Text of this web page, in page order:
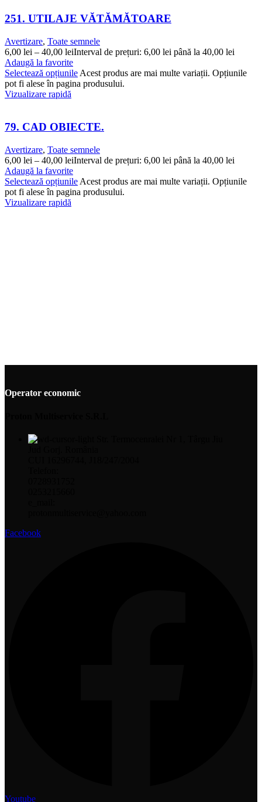
251. UTILAJE VĂTĂMĂTOARE
Avertizare, Toate semnele
6,00 lei – 40,00 leiInterval de prețuri: 6,00 lei până la 40,00 lei
Adaugă la favorite
Selectează opțiunile Acest produs are mai multe variații. Opțiunile
pot fi alese în pagina produsului.
Vizualizare rapidă
79. CAD OBIECTE.
Avertizare, Toate semnele
6,00 lei – 40,00 leiInterval de prețuri: 6,00 lei până la 40,00 lei
Adaugă la favorite
Selectează opțiunile Acest produs are mai multe variații. Opțiunile
pot fi alese în pagina produsului.
Vizualizare rapidă
Operator economic
Facebook
Youtube